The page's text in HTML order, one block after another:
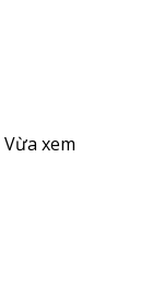
Vừa xem